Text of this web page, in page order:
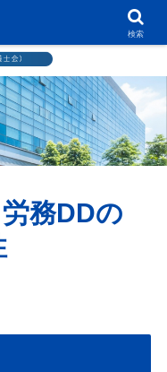
務DDの
検索